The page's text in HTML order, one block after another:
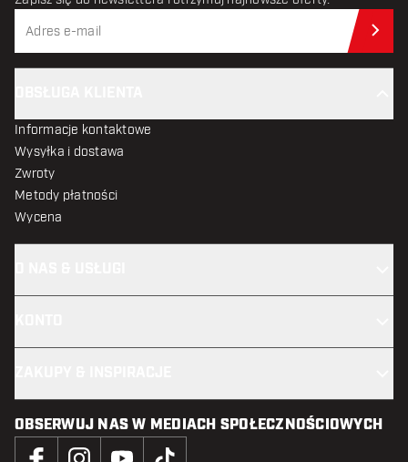
Informacje kontaktowe
Wysyłka i dostawa
Zwroty
Metody płatności
Wycena
OBSERWUJ NAS W MEDIACH SPOŁECZNOŚCIOWYCH